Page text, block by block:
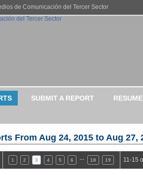
de Comunicación del Tercer Sector
SUBMIT A REPORT
From Aug 24, 2015 to Aug 27,
1 2 3 4 5 6 18 19 11-15